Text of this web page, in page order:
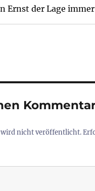
Ernst der Lage
nicht veröffentlicht.